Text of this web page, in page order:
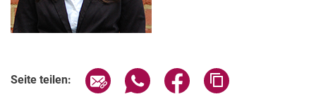
Seite teilen: Seite über E-Mail teilen
Seite über WhatsApp teilen
Seite über Facebook